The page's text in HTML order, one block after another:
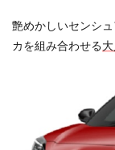
艶めかしいセンシ
カを組み合わせる